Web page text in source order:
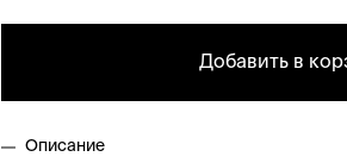
Добавить в
Описание